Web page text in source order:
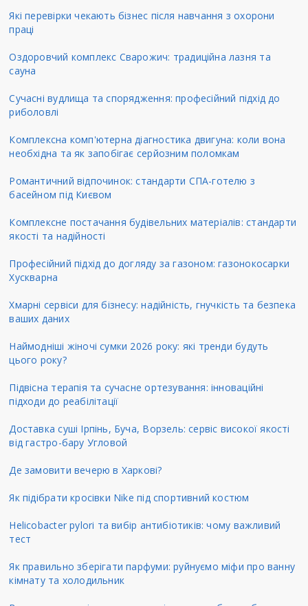
Які перевірки чекають бізнес після навчання з охорони
праці
Оздоровчий комплекс Сварожич: традиційна лазня та
сауна
Сучасні вудлища та спорядження: професійний підхід до
риболовлі
Комплексна комп'ютерна діагностика двигуна: коли вона
необхідна та як запобігає серйозним поломкам
Романтичний відпочинок: стандарти СПА-готелю з
басейном під Києвом
Комплексне постачання будівельних матеріалів: стандарти
якості та надійності
Професійний підхід до догляду за газоном: газонокосарки
Хускварна
Хмарні сервіси для бізнесу: надійність, гнучкість та безпека
ваших даних
Наймодніші жіночі сумки 2026 року: які тренди будуть
цього року?
Підвісна терапія та сучасне ортезування: інноваційні
підходи до реабілітації
Доставка суші Ірпінь, Буча, Ворзель: сервіс високої якості
від гастро-бару Угловой
Де замовити вечерю в Харкові?
Як підібрати кросівки Nike під спортивний костюм
Helicobacter pylori та вибір антибіотиків: чому важливий
тест
Як правильно зберігати парфуми: руйнуємо міфи про ванну
кімнату та холодильник